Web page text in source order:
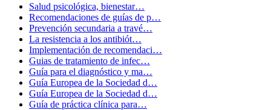
Salud psicológica, bienestar…
Recomendaciones de guías de p…
Prevención secundaria a travé…
La resistencia a los antibiót…
Implementación de recomendaci…
Guias de tratamiento de infec…
Guía para el diagnóstico y ma…
Guía Europea de la Sociedad d…
Guía Europea de la Sociedad d…
Guía de práctica clínica para…